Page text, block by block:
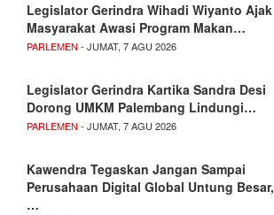
Legislator Gerindra Wihadi Wiyanto Ajak
Masyarakat Awasi Program Makan…
PARLEMEN - JUMAT, 7 AGU 2026
Legislator Gerindra Kartika Sandra Desi
Dorong UMKM Palembang Lindungi…
PARLEMEN - JUMAT, 7 AGU 2026
Kawendra Tegaskan Jangan Sampai
Perusahaan Digital Global Untung Besar,
…